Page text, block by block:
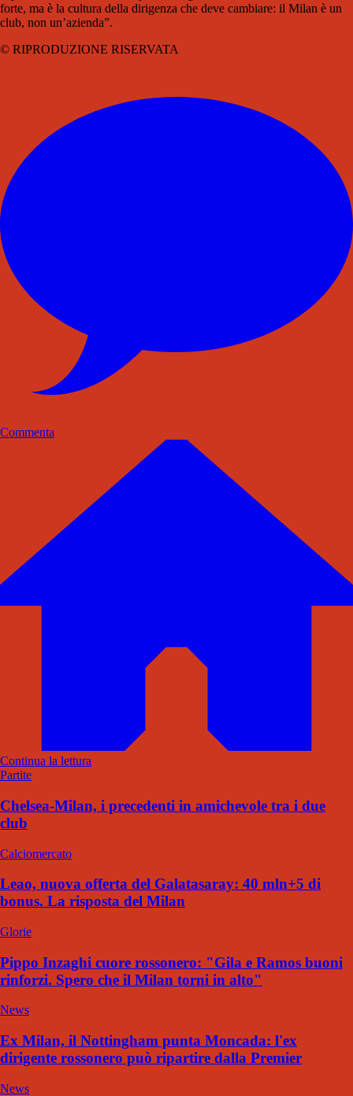
forte, ma è la cultura della dirigenza che deve cambiare: il Milan è un
club, non un’azienda”.
© RIPRODUZIONE RISERVATA
Commenta
Continua la lettura
Partite
Chelsea-Milan, i precedenti in amichevole tra i due
club
Calciomercato
Leao, nuova offerta del Galatasaray: 40 mln+5 di
bonus. La risposta del Milan
Glorie
Pippo Inzaghi cuore rossonero: "Gila e Ramos buoni
rinforzi. Spero che il Milan torni in alto"
News
Ex Milan, il Nottingham punta Moncada: l'ex
dirigente rossonero può ripartire dalla Premier
News